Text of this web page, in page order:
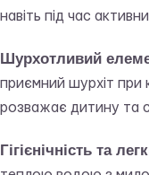
навіть під час
Шурхотливий
приємний шурхіт
розважає дитину та
Гігієнічність та